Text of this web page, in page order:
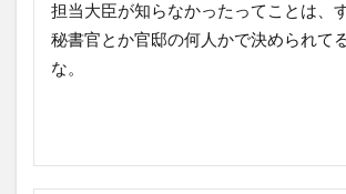
担当大臣が知らなかったってことは、
秘書官とか官邸の何人かで決められて
な。